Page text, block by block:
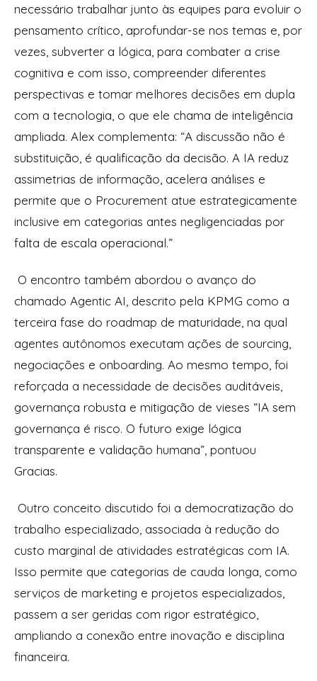
necessário trabalhar junto às equipes para evoluir o
pensamento crítico, aprofundar-se nos temas e, por
vezes, subverter a lógica, para combater a crise
cognitiva e com isso, compreender diferentes
perspectivas e tomar melhores decisões em dupla
com a tecnologia, o que ele chama de inteligência
ampliada. Alex complementa: “A discussão não é
substituição, é qualificação da decisão. A IA reduz
assimetrias de informação, acelera análises e
permite que o Procurement atue estrategicamente
inclusive em categorias antes negligenciadas por
falta de escala operacional.”
O encontro também abordou o avanço do
chamado Agentic AI, descrito pela KPMG como a
terceira fase do roadmap de maturidade, na qual
agentes autônomos executam ações de sourcing,
negociações e onboarding. Ao mesmo tempo, foi
reforçada a necessidade de decisões auditáveis,
governança robusta e mitigação de vieses “IA sem
governança é risco. O futuro exige lógica
transparente e validação humana”, pontuou
Gracias.
Outro conceito discutido foi a democratização do
trabalho especializado, associada à redução do
custo marginal de atividades estratégicas com IA.
Isso permite que categorias de cauda longa, como
serviços de marketing e projetos especializados,
passem a ser geridas com rigor estratégico,
ampliando a conexão entre inovação e disciplina
financeira.